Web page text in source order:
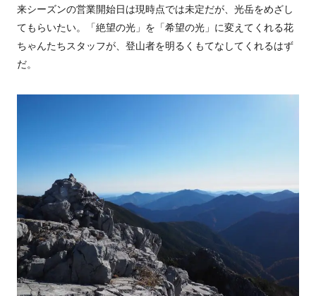
来シーズンの営業開始日は現時点では未定だが、光岳をめざし
てもらいたい。「絶望の光」を「希望の光」に変えてくれる花
ちゃんたちスタッフが、登山者を明るくもてなしてくれるはず
だ。